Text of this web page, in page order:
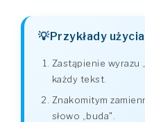
Przykłady
Zastąpienie wyrazu
każdy tekst.
Znakomitym
słowo „buda".